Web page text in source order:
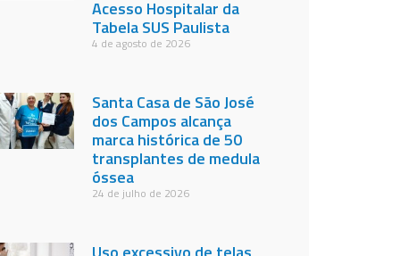
Acesso Hospitalar da
Tabela SUS Paulista
4 de agosto de 2026
Santa Casa de São José
dos Campos alcança
marca histórica de 50
transplantes de medula
óssea
24 de julho de 2026